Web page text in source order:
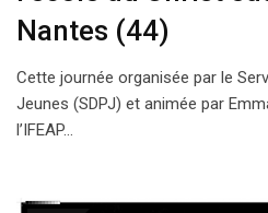
Nantes (44)
Cette journée organisée par le
Jeunes (SDPJ) et animée par
l’IFEAP…